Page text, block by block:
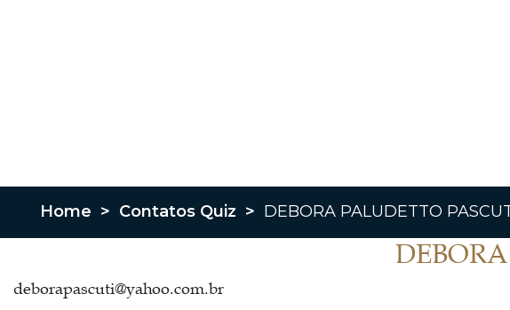
Home > Contatos Quiz > DEBORA PALUDETTO
deborapascuti@yahoo.com.br